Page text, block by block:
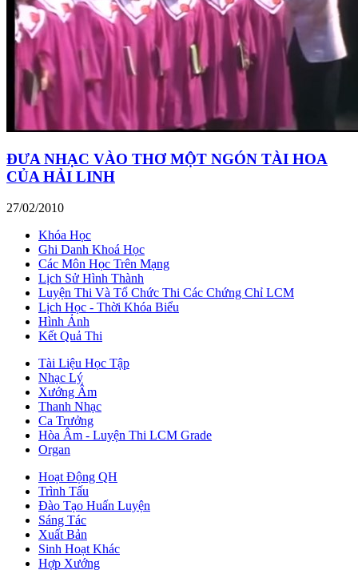
ĐƯA NHẠC VÀO THƠ MỘT NGÓN TÀI HOA
CỦA HẢI LINH
27/02/2010
Khóa Học
Ghi Danh Khoá Học
Các Môn Học Trên Mạng
Lịch Sử Hình Thành
Luyện Thi Và Tổ Chức Thi Các Chứng Chỉ LCM
Lịch Học - Thời Khóa Biểu
Hình Ảnh
Kết Quả Thi
Tài Liệu Học Tập
Nhạc Lý
Xướng Âm
Thanh Nhạc
Ca Trưởng
Hòa Âm - Luyện Thi LCM Grade
Organ
Hoạt Động QH
Trình Tấu
Đào Tạo Huấn Luyện
Sáng Tác
Xuất Bản
Sinh Hoạt Khác
Hợp Xướng